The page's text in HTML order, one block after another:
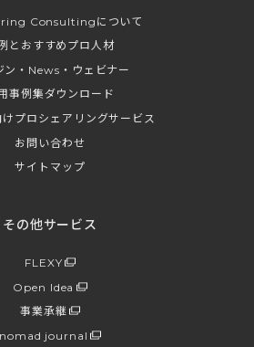
Consultingについて
とおすすめプロ人材
ン・News・ウェビナー
事例集ダウンロード
けプロシェアリングサービス
お問い合わせ
サイトマップ
その他サービス
FLEXY
Open Idea
事業承継
nomad journal